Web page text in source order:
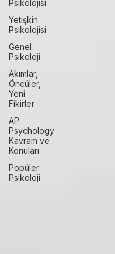
Çocuk ve
Ergen
Psikolojisi
Yetişkin
Psikolojisi
Genel
Psikoloji
Akımlar,
Yeni
Fikirler
AP
Kavram ve
Konuları